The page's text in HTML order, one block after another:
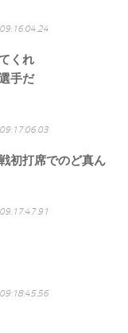
くれ
手だ
初打席でのど真ん